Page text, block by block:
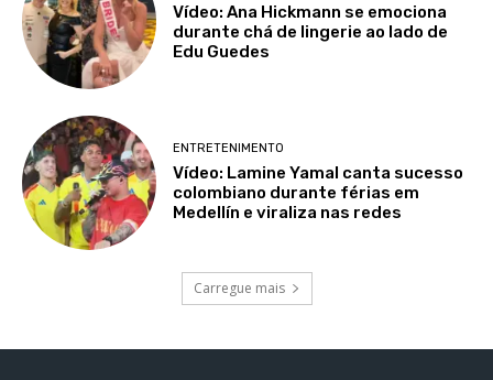
Vídeo: Ana Hickmann se emociona
durante chá de lingerie ao lado de
Edu Guedes
ENTRETENIMENTO
Vídeo: Lamine Yamal canta sucesso
colombiano durante férias em
Medellín e viraliza nas redes
Carregue mais